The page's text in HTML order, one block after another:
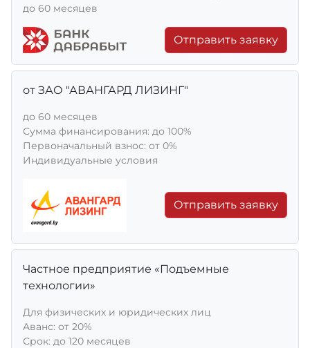
до 60 месяцев
Отправить заявку
от ЗАО "АВАНГАРД ЛИЗИНГ"
до 60 месяцев
Сумма финансирования: до 100%
Первоначальный взнос: от 0%
Индивидуальные условия
Отправить заявку
Частное предприятие «Подъемные
технологии»
Для физических и юридических лиц
Aванс: от 20%
Срок: до 120 месяцев